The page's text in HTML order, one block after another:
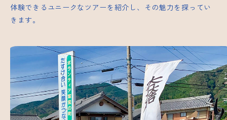
体験できるユニークなツアーを紹介し、その魅力を探ってい
きます。